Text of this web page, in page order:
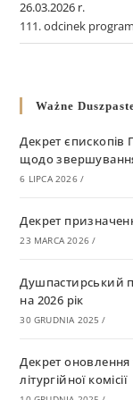
26.03.2026 r.
111. odcinek
Ważne
Декрет єпископів
щодо звершування
6 LIPCA 2026 /
Декрет
23 MARCA 2026 /
Душпастирський
на 2026 рік
30 GRUDNIA 2025 /
Декрет
літургійної комісії